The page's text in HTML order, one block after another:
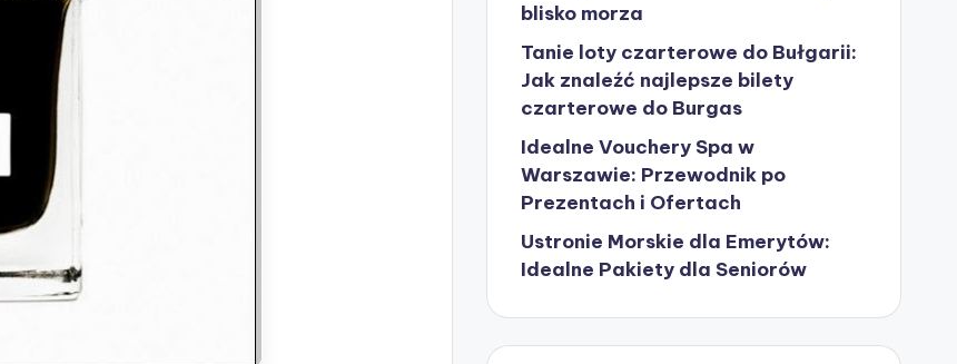
blisko morza
Tanie loty czarterowe do Bułgarii:
Jak znaleźć najlepsze bilety
czarterowe do Burgas
Idealne Vouchery Spa w
Warszawie: Przewodnik po
Prezentach i Ofertach
Ustronie Morskie dla Emerytów:
Idealne Pakiety dla Seniorów